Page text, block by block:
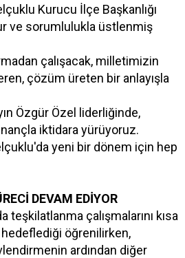
Kurucu İlçe Başkanlığı
ve sorumlulukla üstlenmiş
çalışacak, milletimizin
çözüm üreten bir anlayışla
Özgür Özel liderliğinde,
iktidara yürüyoruz.
yeni bir dönem için hep
DEVAM EDİYOR
teşkilatlanma çalışmalarını kısa
öğrenilirken,
ardından diğer